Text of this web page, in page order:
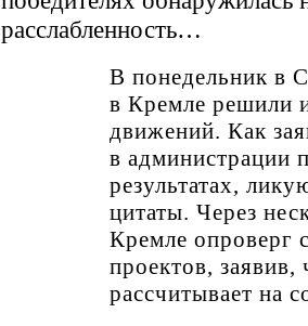
расслабленность…
В понедельник в
в Кремле решили
движений. Как
в администрации
результатах,
цитаты. Через
Кремле опроверг
проектов,
рассчитывает на